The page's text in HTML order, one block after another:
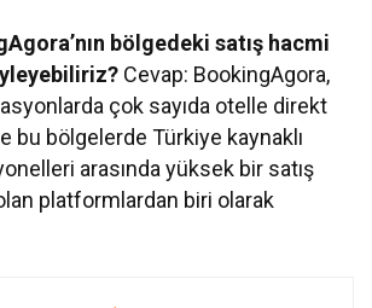
bölgedeki satış hacmi
Cevap: BookingAgora,
çok sayıda otelle direkt
bu bölgelerde Türkiye kaynaklı
arasında yüksek bir satış
platformlardan biri olarak